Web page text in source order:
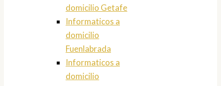
domicilio Getafe
Informaticos a
domicilio
Fuenlabrada
Informaticos a
domicilio